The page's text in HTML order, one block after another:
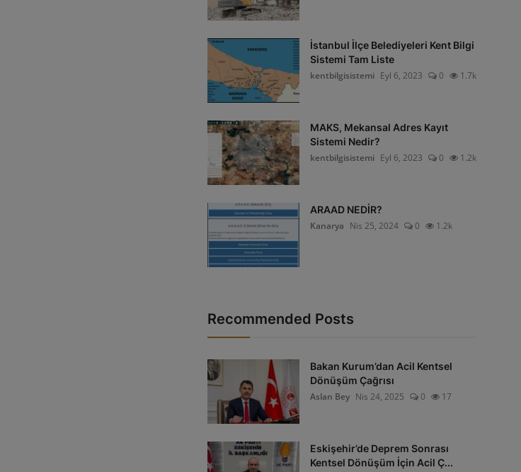
İstanbul İlçe Belediyeleri Kent Bilgi
Sistemi Tam Liste
kentbilgisistemi Eyl 6, 2023 0 1.7k
MAKS, Mekansal Adres Kayıt
Sistemi Nedir?
kentbilgisistemi Eyl 6, 2023 0 1.2k
ARAAD NEDİR?
Kanarya Nis 25, 2024 0 1.2k
Recommended Posts
Bakan Kurum’dan Acil Kentsel
Dönüşüm Çağrısı
Aslan Bey Nis 24, 2025 0 17
Eskişehir’de Deprem Sonrası
Kentsel Dönüşüm İçin Acil Ç...